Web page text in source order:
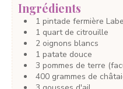
Ingrédients
1 pintade fermière
1 quart de citrouille
2 oignons blancs
1 patate douce
3 pommes de terre
400 grammes de